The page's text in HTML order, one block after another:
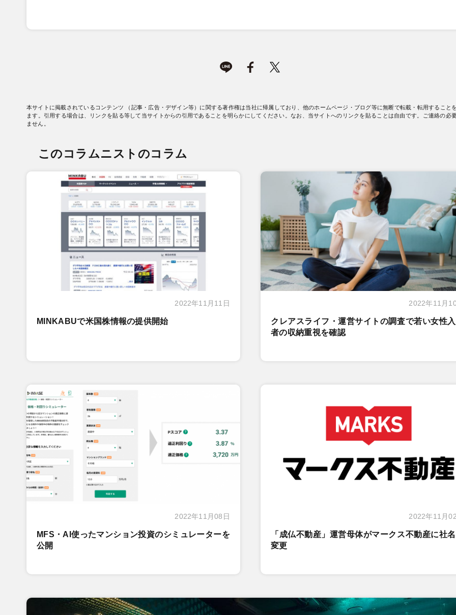
本サイトに掲載されているコンテンツ （記事・広告・デザイン等）に関する著作権は当社に帰属しており、他のホームページ・ブログ等に無断で転載・転用すること
ます。引用する場合は、リンクを貼る等して当サイトからの引用であることを明らかにしてください。なお、当サイトへのリンクを貼ることは自由です。ご連絡の必
ません。
このコラムニストのコラム
2022年11月11日
MINKABUで米国株情報の提供開始
2022年11月
クレアスライフ・運営サイトの調査で若い女性
者の収納重視を確認
2022年11月08日
MFS・AI使ったマンション投資のシミュレーターを
公開
2022年11月
「成仏不動産」運営母体がマークス不動産に社
変更